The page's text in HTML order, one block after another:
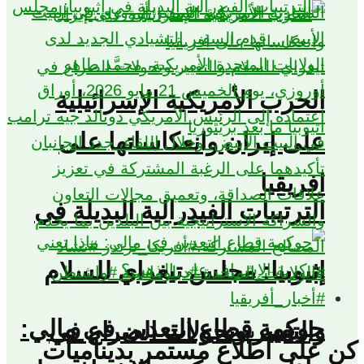
الحرب الأمريكية الإسرائيلية
على إيران وانعكاساتها على
افريقيا
حوكمة قطاع التعدين في مالي:
الترتيبات الفيدرالية البديلة في
إثيوبيا: مجلس تيغراي للسلام
والتغيير وتحولات الصراع في
على اطّلاع مستمر بديناميات